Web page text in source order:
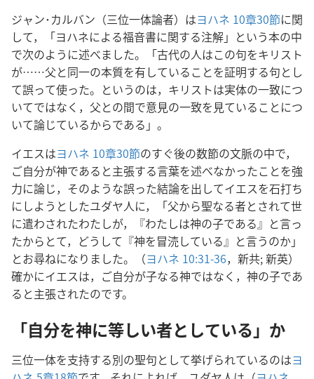
ジャン･カルバン（三位一体論者）はヨハネ 10章30節に関
して，「ヨハネによる福音書に関する注解」という本の中
で次のように述べました。「古代の人はこの句をキリスト
が……父と同一の本質を有していることを証明する句とし
て誤って使った。というのは，キリストは実体の一致につ
いてではなく，父との間で意見の一致を見ていることにつ
いて論じているからである」。
イエスはヨハネ 10章30節のすぐ後の数節の文脈の中で，
ご自分が神であると主張する言葉を述べなかったことを強
力に論じ，そのような誤った結論を出してイエスを石打ち
にしようとしたユダヤ人に，「父から聖なる者とされて世
に遣わされたわたしが，『わたしは神の子である』と言っ
たからとて，どうして『神を冒涜している』と言うのか」
とお尋ねになりました。（ヨハネ 10:31-36，新共; 新英）
確かにイエスは，ご自分が子なる神ではなく，神の子であ
ると主張されたのです。
「自分を神に等しい者としている」か
三位一体を支持する別の聖句として挙げられているのはヨ